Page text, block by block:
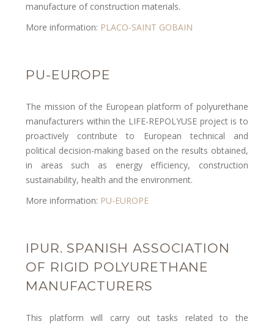
manufacture of construction materials.
More information: PLACO-SAINT GOBAIN
PU-EUROPE
The mission of the European platform of polyurethane
manufacturers within the LIFE-REPOLYUSE project is to
proactively contribute to European technical and
political decision-making based on the results obtained,
in areas such as energy efficiency, construction
sustainability, health and the environment.
More information: PU-EUROPE
IPUR. SPANISH ASSOCIATION
OF RIGID POLYURETHANE
MANUFACTURERS
This platform will carry out tasks related to the